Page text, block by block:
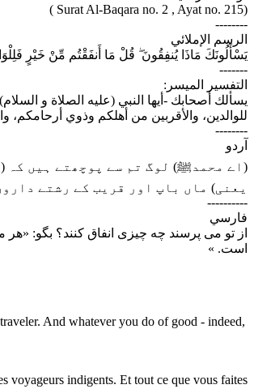
(Surat Al-Baqara no. 2 , Ayat no. 215 )
--------
الرسم الإملائي
يَسْأَلُونَكَ مَاذَا يُنفِقُونَ ۖ قُلْ مَا أَنفَقْتُم مِّنْ خَيْرٍ
-------
التفسير الميسر:
يسألك أصحابك -أيها النبي (عليه الصلاة و
للوالدين، والأقربين من أهلكم وذوي أرحامكم،
--------
آردو
(اے محمدﷺ) لوگ تم سے پوچھتے ہیں کہ
یعنی) ماں باپ اور قریب کے رشتے
----------
فارسي
از تو می پرسند چه چیزی انفاق کنند؟ بگو: «هر
است. »
And whatever you do of good - indeed,
voyageurs indigents. Et tout ce que vous faites